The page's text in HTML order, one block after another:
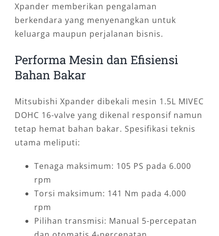
Xpander memberikan pengalaman
berkendara yang menyenangkan untuk
keluarga maupun perjalanan bisnis.
Performa Mesin dan Efisiensi
Bahan Bakar
Mitsubishi Xpander dibekali mesin 1.5L MIVEC
DOHC 16-valve yang dikenal responsif namun
tetap hemat bahan bakar. Spesifikasi teknis
utama meliputi:
Tenaga maksimum: 105 PS pada 6.000
rpm
Torsi maksimum: 141 Nm pada 4.000
rpm
Pilihan transmisi: Manual 5-percepatan